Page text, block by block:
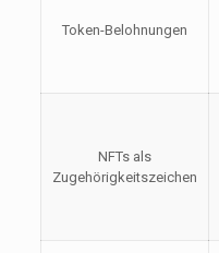
Token-Belohnungen
NFTs als
Zugehörigkeitszeichen